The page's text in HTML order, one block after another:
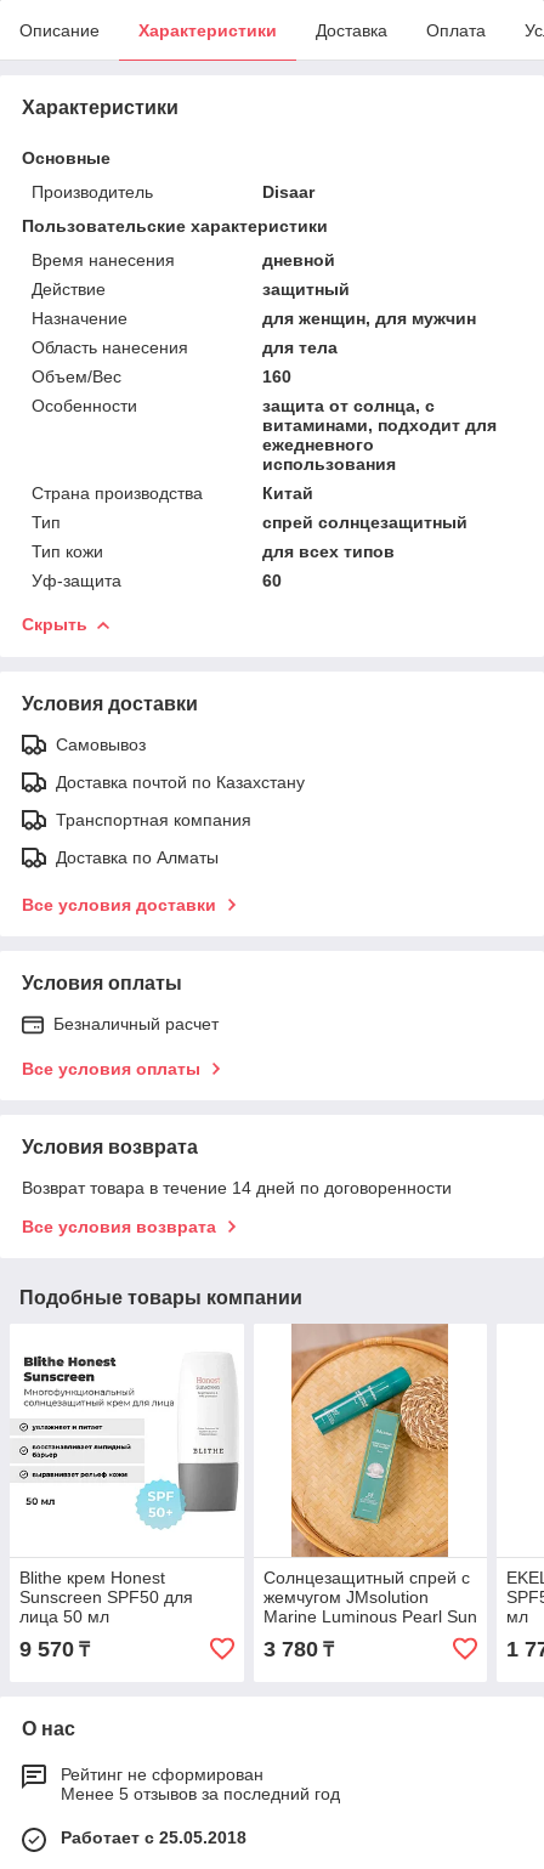
Описание Характеристики Доставка Оплата
Характеристики
Основные
Производитель
Disaar
Пользовательские характеристики
Время нанесения
дневной
Действие
защитный
Назначение
для женщин, для мужчин
Область нанесения
для тела
Объем/Вес
160
Особенности
защита от солнца, с
витаминами, подходит для
ежедневного
использования
Страна производства
Китай
Тип
спрей солнцезащитный
Тип кожи
для всех типов
Уф-защита
60
Скрыть
Условия доставки
Самовывоз
Доставка почтой по Казахстану
Транспортная компания
Доставка по Алматы
Все условия доставки
Условия оплаты
Безналичный расчет
Все условия оплаты
Условия возврата
Возврат товара в течение 14 дней по договоренности
Все условия возврата
Подобные товары компании
Blithe крем Honest
Sunscreen SPF50 для
лица 50 мл
9 570 ₸
Солнцезащитный спрей с
жемчугом JMsolution
Marine Luminous Pearl Sun
Protection Sun Spray
SPF50+ PA+++
3 780₸
мл
1
О нас
Рейтинг не сформирован
Менее 5 отзывов за последний год
Работает с 25.05.2018